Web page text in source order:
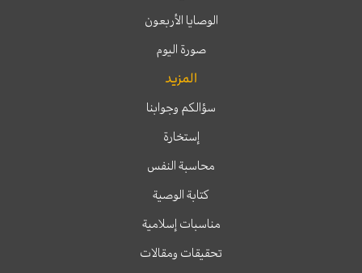
الوصايا الأربعون
صورة اليوم
المزيد
سؤالكم وجوابنا
إستخارة
محاسبة النفس
كتابة الوصية
مناسبات إسلامية
تحقيقات ومقالات